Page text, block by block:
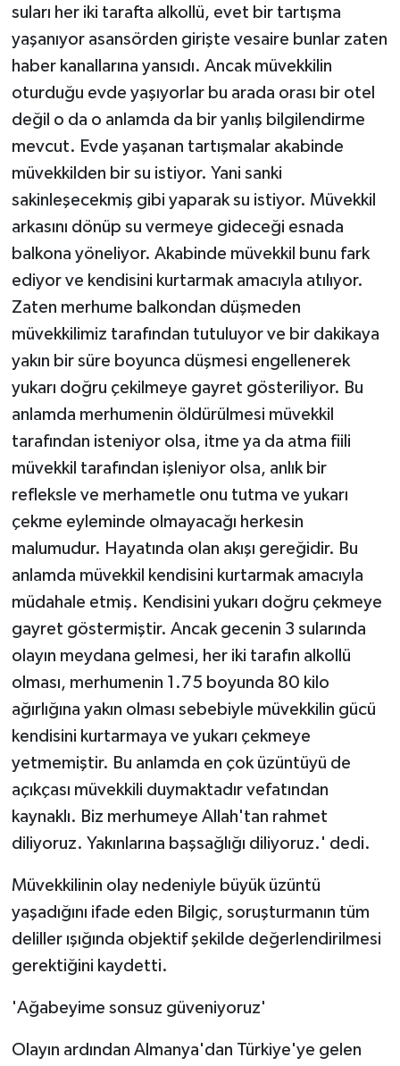
suları her iki tarafta alkollü, evet bir tartışma
yaşanıyor asansörden girişte vesaire bunlar zaten
haber kanallarına yansıdı. Ancak müvekkilin
oturduğu evde yaşıyorlar bu arada orası bir otel
değil o da o anlamda da bir yanlış bilgilendirme
mevcut. Evde yaşanan tartışmalar akabinde
müvekkilden bir su istiyor. Yani sanki
sakinleşecekmiş gibi yaparak su istiyor. Müvekkil
arkasını dönüp su vermeye gideceği esnada
balkona yöneliyor. Akabinde müvekkil bunu fark
ediyor ve kendisini kurtarmak amacıyla atılıyor.
Zaten merhume balkondan düşmeden
müvekkilimiz tarafından tutuluyor ve bir dakikaya
yakın bir süre boyunca düşmesi engellenerek
yukarı doğru çekilmeye gayret gösteriliyor. Bu
anlamda merhumenin öldürülmesi müvekkil
tarafından isteniyor olsa, itme ya da atma fiili
müvekkil tarafından işleniyor olsa, anlık bir
refleksle ve merhametle onu tutma ve yukarı
çekme eyleminde olmayacağı herkesin
malumudur. Hayatında olan akışı gereğidir. Bu
anlamda müvekkil kendisini kurtarmak amacıyla
müdahale etmiş. Kendisini yukarı doğru çekmeye
gayret göstermiştir. Ancak gecenin 3 sularında
olayın meydana gelmesi, her iki tarafın alkollü
olması, merhumenin 1.75 boyunda 80 kilo
ağırlığına yakın olması sebebiyle müvekkilin gücü
kendisini kurtarmaya ve yukarı çekmeye
yetmemiştir. Bu anlamda en çok üzüntüyü de
açıkçası müvekkili duymaktadır vefatından
kaynaklı. Biz merhumeye Allah'tan rahmet
diliyoruz. Yakınlarına başsağlığı diliyoruz.' dedi.
Müvekkilinin olay nedeniyle büyük üzüntü
yaşadığını ifade eden Bilgiç, soruşturmanın tüm
deliller ışığında objektif şekilde değerlendirilmesi
gerektiğini kaydetti.
'Ağabeyime sonsuz güveniyoruz'
Olayın ardından Almanya'dan Türkiye'ye gelen